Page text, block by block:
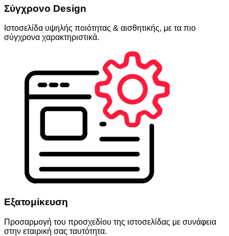
Σύγχρονο Design
Ιστοσελίδα υψηλής ποιότητας & αισθητικής, με τα πιο
σύγχρονα χαρακτηριστικά.
Εξατομίκευση
Προσαρμογή του προσχεδίου της ιστοσελίδας με συνάφεια
στην εταιρική σας ταυτότητα.